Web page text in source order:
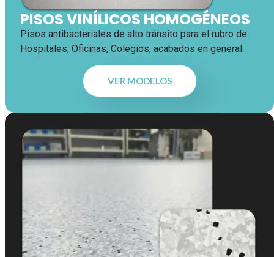
PISOS VINÍLICOS HOMOGÉNEOS
Pisos antibacteriales de alto tránsito para el rubro de
Hospitales, Oficinas, Colegios, acabados en general.
VER MODELOS